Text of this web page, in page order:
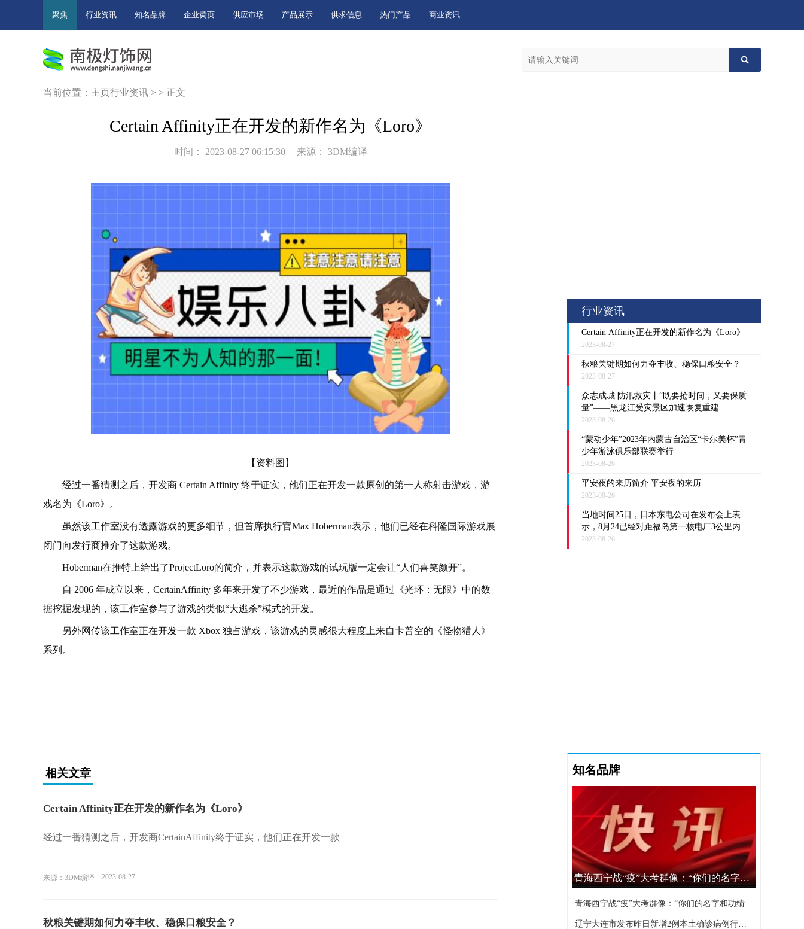
聚焦 行业资讯 知名品牌 企业黄页 供应市场 产品展示 供求信息 热门产品 商业资讯
当前位置： 主页行业资讯 > > 正文
Certain Affinity正在开发的新作名为《Loro》
时间： 2023-08-27 06:15:30 来源： 3DM编译
【资料图】
经过一番猜测之后，开发商 Certain Affinity 终于证实，他们正在开发一款原创的第一人称射击游戏，游
戏名为《Loro》。
虽然该工作室没有透露游戏的更多细节，但首席执行官Max Hoberman表示，他们已经在科隆国际游戏展
闭门向发行商推介了这款游戏。
Hoberman在推特上给出了ProjectLoro的简介，并表示这款游戏的试玩版一定会让“人们喜笑颜开”。
自 2006 年成立以来，CertainAffinity 多年来开发了不少游戏，最近的作品是通过《光环：无限》中的数
据挖掘发现的，该工作室参与了游戏的类似“大逃杀”模式的开发。
另外网传该工作室正在开发一款 Xbox 独占游戏，该游戏的灵感很大程度上来自卡普空的《怪物猎人》
系列。
相关文章
Certain Affinity正在开发的新作名为《Loro》
经过一番猜测之后，开发商CertainAffinity终于证实，他们正在开发一款
来源：3DM编译 2023-08-27
秋粮关键期如何力夺丰收、稳保口粮安全？
行业资讯
Certain Affinity正在开发的新作名为《Loro》
2023-08-27
秋粮关键期如何力夺丰收、稳保口粮安全？
2023-08-27
众志成城 防汛救灾丨“既要抢时间，又要保质
量”——黑龙江受灾景区加速恢复重建
2023-08-26
“蒙动少年”2023年内蒙古自治区“卡尔美杯”青
少年游泳俱乐部联赛举行
2023-08-26
平安夜的来历简介 平安夜的来历
2023-08-26
当地时间25日，日本东电公司在发布会上表
示，8月24已经对距福岛第一核电厂3公里内的
10个监测点进行了采样，测量出的放射性物质
2023-08-26
知名品牌
青海西宁战“疫”大考群像：“你们的名字和功绩，西宁不会忘记”
青海西宁战“疫”大考群像：“你们的名字和功绩，西宁不会忘记”
辽宁大连市发布昨日新增2例本土确诊病例行程轨迹